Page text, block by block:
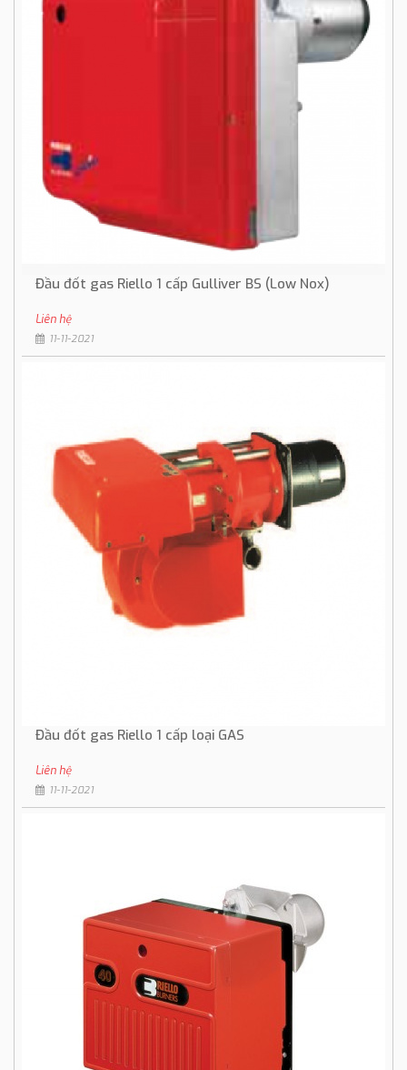
Đầu đốt gas Riello 1 cấp Gulliver BS (Low Nox)
Liên hệ
11-11-2021
Đầu đốt gas Riello 1 cấp loại GAS
Liên hệ
11-11-2021